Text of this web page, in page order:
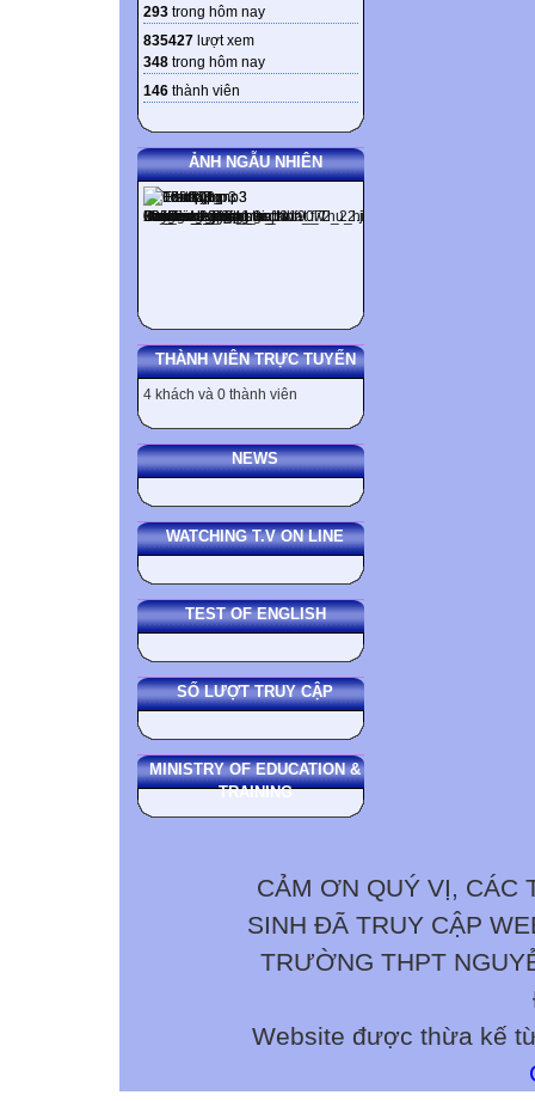
293 trong hôm nay
835427 lượt xem
348 trong hôm nay
146 thành viên
ẢNH NGẪU NHIÊN
THÀNH VIÊN TRỰC TUYẾN
4 khách và 0 thành viên
NEWS
WATCHING T.V ON LINE
TEST OF ENGLISH
SỐ LƯỢT TRUY CẬP
MINISTRY OF EDUCATION &
TRAINING
CẢM ƠN QUÝ VỊ, CÁC
SINH ĐÃ TRUY CẬP
TRƯỜNG THPT
Website được thừa kế